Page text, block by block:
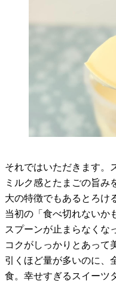
それではいただきます。
ミルク感とたまごの旨み
大の特徴でもあるとろ
当初の「食べ切れないか
スプーンが止まらなくな
コクがしっかりとあって
引くほど量が多いのに、
食。幸せすぎるスイーツ